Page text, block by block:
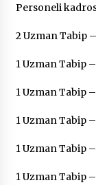
Personeli
2 Uzman Tabip
1 Uzman Tabip –
1 Uzman Tabip
1 Uzman Tabip
1 Uzman Tabip
1 Uzman Tabip